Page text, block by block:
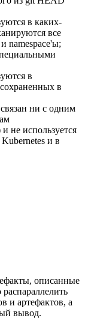
в каких-
все
namespace'ы;
в
в
ни с одним
не используется
и в
описанные
и артефактов, а
вывод.